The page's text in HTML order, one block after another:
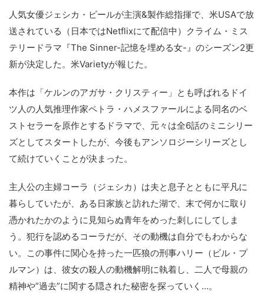
人気女優ジェシカ・ビールが主演&製作総指揮で、米USAで放
送されている（日本ではNetflixにて配信中）クライム・ミス
テリードラマ『The Sinner-記憶を埋める女-』のシーズン2更
新が決定した。米Varietyが報じた。
本作は「ケルンのアガサ・クリスティー」とも呼ばれるドイ
ツ人の人気推理作家ペトラ・ハメスファールによる同名のベ
ストセラーを原作とするドラマで、元々は全6話のミニシリー
ズとしてスタートしたが、今後もアンソロジーシリーズとし
て続けていくことが決まった。
主人公の主婦コーラ（ジェシカ）は夫と息子とともに平凡に
暮らしていたが、ある日家族と訪れた湖で、末で何かに取り
憑かれたかのように見知らぬ青年をめった刺しにしてしま
う。犯行を認めるコーラだが、その動機は自分でもわからな
い。この事件に関心を持った一匹狼の刑事ハリー（ビル・プ
ルマン）は、彼女の殺人の動機解明に執着し、二人で母親の
精神や”過去”に関する隠された秘密を探っていく…。